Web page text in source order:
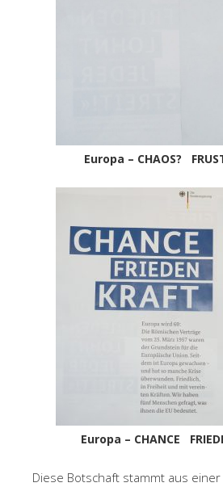
Europa – CHAOS?
Europa – CHANCE
Diese Botschaft stammt aus